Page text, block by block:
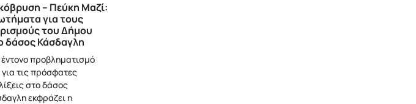
– Πεύκη Μαζί:
για τους
του Δήμου
δάσος Κάσδαγλη
έντονο προβληματισμό
για τις πρόσφατες
στο δάσος
εκφράζει η